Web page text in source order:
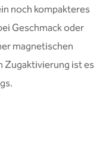
noch kompakteres
Geschmack oder
magnetischen
Zugaktivierung ist es